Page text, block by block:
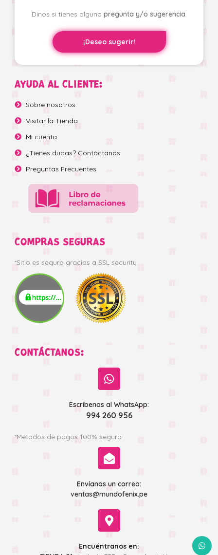
Dinos si tienes alguna pregunta y/o sugerencia.
¡Deseo sugerir!
AYUDA AL CLIENTE:
Sobre nosotros
Visitar la Tienda
Mi cuenta
¿Tienes dudas? Contáctanos
Preguntas Frecuentes
COMPRAS SEGURAS
*Sitio es seguro gracias a SSL security
CONTÁCTANOS:
Escríbenos al WhatsApp:
994 260 956
*Métodos de pagos 100% seguro
Envíanos un correo:
ventas@mundofenix.pe
Encuéntranos en: